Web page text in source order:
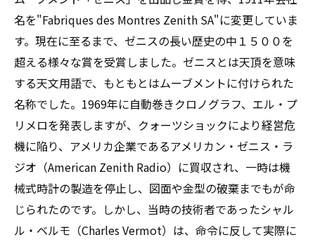
名を"Fabriques des Montres Zenith SA"に変更していま
す。現在に至るまで、ゼニスの長い歴史の中１５００を
超える様々な賞を受賞しました。ゼニスとは天頂を意味
する天文用語で、もともとはムーブメントに付けられた
名称でした。1969年に自動巻きクロノグラフ、エル・プ
リメロを発表しますが、クォーツショックにより経営危
機に陥り、アメリカ企業であるアメリカン・ゼニス・ラ
ジオ（American Zenith Radio）に買収され、一時は機
械式時計の製造を停止し、図面や金型の破棄までもが命
じられたのです。しかし、当時の技術者であったシャル
ル・ベルモ（Charles Vermot）は、命令に反して実際に